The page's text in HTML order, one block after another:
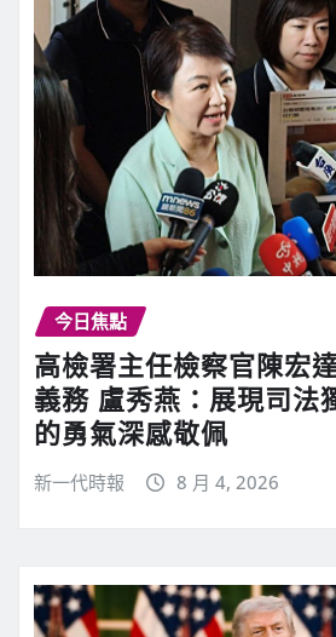
今日焦點
高檢署主任檢察官陳宏
義務 盧秀燕：展現司法
的勇氣深感敬佩
新一代時報 8 月 4, 2026